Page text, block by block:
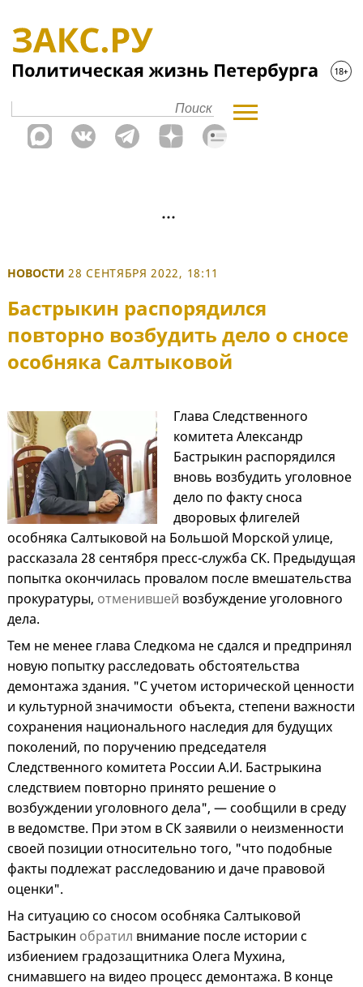
НОВОСТИ 28 СЕНТЯБРЯ 2022, 18:11
Бастрыкин распорядился
повторно возбудить дело о сносе
особняка Салтыковой
Глава Следственного
комитета Александр
Бастрыкин распорядился
вновь возбудить уголовное
дело по факту сноса
дворовых флигелей
особняка Салтыковой на Большой Морской улице,
рассказала 28 сентября пресс-служба СК. Предыдущая
попытка окончилась провалом после вмешательства
прокуратуры, отменившей возбуждение уголовного
дела.
Тем не менее глава Следкома не сдался и предпринял
новую попытку расследовать обстоятельства
демонтажа здания. "С учетом исторической ценности
и культурной значимости объекта, степени важности
сохранения национального наследия для будущих
поколений, по поручению председателя
Следственного комитета России А.И. Бастрыкина
следствием повторно принято решение о
возбуждении уголовного дела", — сообщили в среду
в ведомстве. При этом в СК заявили о неизменности
своей позиции относительно того, "что подобные
факты подлежат расследованию и даче правовой
оценки".
На ситуацию со сносом особняка Салтыковой
Бастрыкин обратил внимание после истории с
избиением градозащитника Олега Мухина,
снимавшего на видео процесс демонтажа. В конце